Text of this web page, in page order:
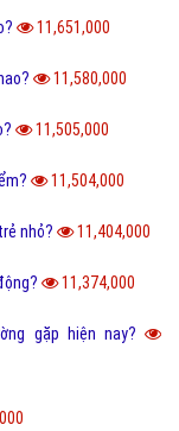
11,651,000
11,580,000
11,505,000
11,504,000
nhỏ? 11,404,000
11,374,000
gặp hiện nay?